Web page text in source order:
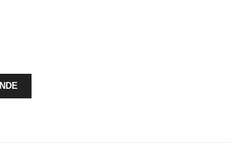
ARTIKEL: JONGEREN HERVATTEN BUITENSPORT